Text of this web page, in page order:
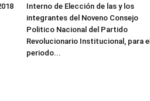
Interno de Elección de las y los
integrantes del Noveno Consejo
Politico Nacional del Partido
Revolucionario Institucional, para el
periodo...